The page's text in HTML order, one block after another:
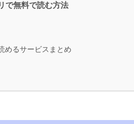
で無料で読む方法
るサービスまとめ